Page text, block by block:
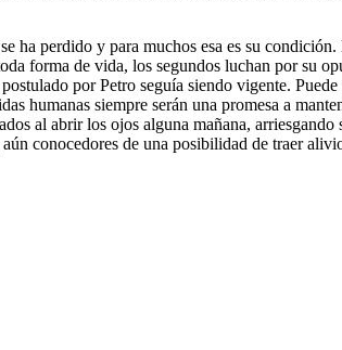
ha perdido y para muchos esa es su
forma de vida, los segundos luchan por su
por Petro seguía siendo vigente.
humanas siempre serán una promesa a
al abrir los ojos alguna mañana,
conocedores de una posibilidad de traer